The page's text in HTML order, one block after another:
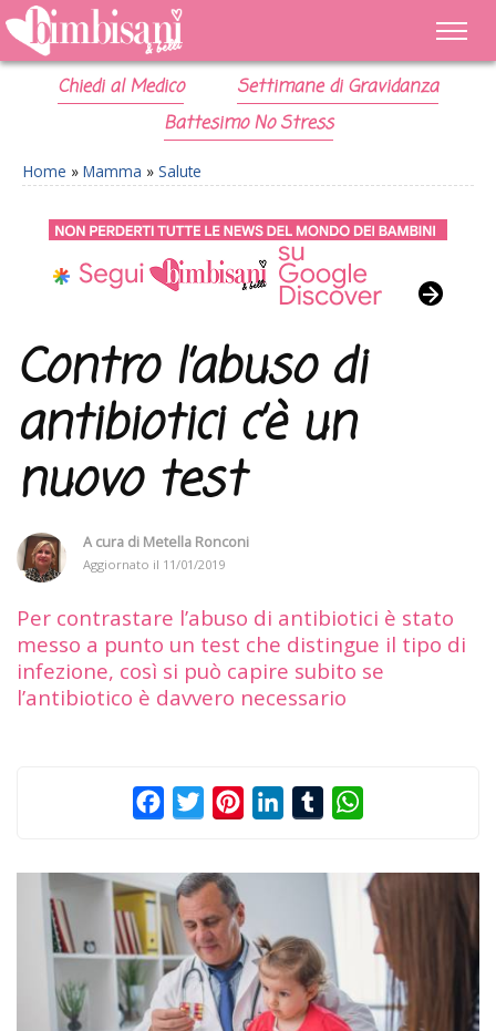
Chiedi al Medico
Settimane di Gravidanza
Battesimo No Stress
Home » Mamma » Salute
Contro l’abuso di
antibiotici c’è un
nuovo test
A cura di Metella Ronconi
Aggiornato il 11/01/2019
Per contrastare l’abuso di antibiotici è stato
messo a punto un test che distingue il tipo di
infezione, così si può capire subito se
l’antibiotico è davvero necessario
FacebookTwitterPinterestLinkedInTumblr